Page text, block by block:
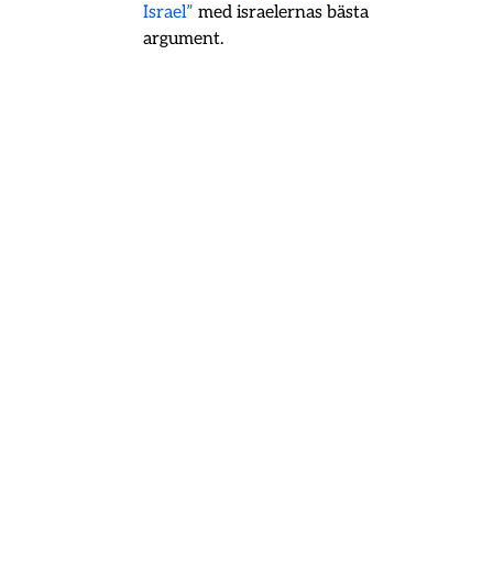
Israel” med israelernas bästa
argument.